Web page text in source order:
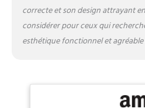
des
correcte et son design attrayant
considérer pour ceux qui
esthétique fonctionnel et agréable